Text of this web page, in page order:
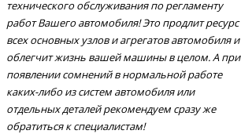
технического обслуживания по регламенту
работ Вашего автомобиля! Это продлит ресурс
всех основных узлов и агрегатов автомобиля и
облегчит жизнь вашей машины в целом. А при
появлении сомнений в нормальной работе
каких-либо из систем автомобиля или
отдельных деталей рекомендуем сразу же
обратиться к специалистам!